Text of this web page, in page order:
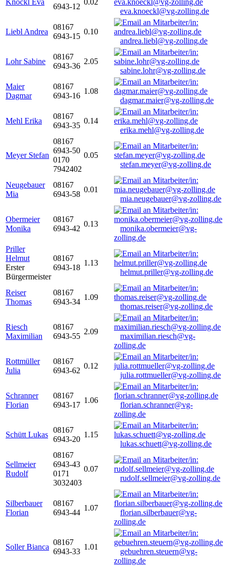
Knöckl Eva
6943-12
0.02
eva.knoeckl@vg-zolling.de
Liebl Andrea
08167
6943-15
0.10
andrea.liebl@vg-zolling.de
Lohr Sabine
08167
6943-36
2.05
sabine.lohr@vg-zolling.de
Maier
Dagmar
08167
6943-16
1.08
dagmar.maier@vg-zolling.de
Mehl Erika
08167
6943-35
0.14
erika.mehl@vg-zolling.de
Meyer Stefan
08167
6943-50
0170
7942402
0.05
stefan.meyer@vg-zolling.de
Neugebauer
Mia
08167
6943-58
0.01
mia.neugebauer@vg-zolling.de
Obermeier
Monika
08167
6943-42
0.13
monika.obermeier@vg-
zolling.de
Priller
Helmut
Erster
Bürgermeister
08167
6943-18
1.13
helmut.priller@vg-zolling.de
Reiser
Thomas
08167
6943-34
1.09
thomas.reiser@vg-zolling.de
Riesch
Maximilian
08167
6943-55
2.09
maximilian.riesch@vg-
zolling.de
Rottmüller
Julia
08167
6943-62
0.12
julia.rottmueller@vg-zolling.de
Schranner
Florian
08167
6943-17
1.06
florian.schranner@vg-
zolling.de
Schütt Lukas
08167
6943-20
1.15
lukas.schuett@vg-zolling.de
Sellmeier
Rudolf
08167
6943-43
0171
3032403
0.07
rudolf.sellmeier@vg-zolling.de
Silberbauer
Florian
08167
6943-44
1.07
florian.silberbauer@vg-
zolling.de
Soller Bianca
08167
6943-33
1.01
gebuehren.steuern@vg-
zolling.de